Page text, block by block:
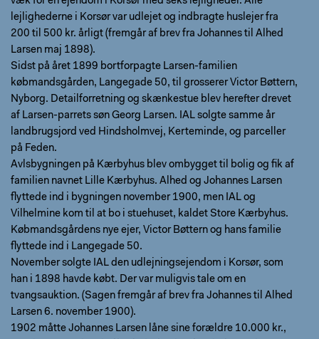
lejlighederne i Korsør var udlejet og indbragte huslejer fra
200 til 500 kr. årligt (fremgår af brev fra Johannes til Alhed
Larsen maj 1898).
Sidst på året 1899 bortforpagte Larsen-familien
købmandsgården, Langegade 50, til grosserer Victor Bøttern,
Nyborg. Detailforretning og skænkestue blev herefter drevet
af Larsen-parrets søn Georg Larsen. IAL solgte samme år
landbrugsjord ved Hindsholmvej, Kerteminde, og parceller
på Feden.
Avlsbygningen på Kærbyhus blev ombygget til bolig og fik af
familien navnet Lille Kærbyhus. Alhed og Johannes Larsen
flyttede ind i bygningen november 1900, men IAL og
Vilhelmine kom til at bo i stuehuset, kaldet Store Kærbyhus.
Købmandsgårdens nye ejer, Victor Bøttern og hans familie
flyttede ind i Langegade 50.
November solgte IAL den udlejningsejendom i Korsør, som
han i 1898 havde købt. Der var muligvis tale om en
tvangsauktion. (Sagen fremgår af brev fra Johannes til Alhed
Larsen 6. november 1900).
1902 måtte Johannes Larsen låne sine forældre 10.000 kr.,